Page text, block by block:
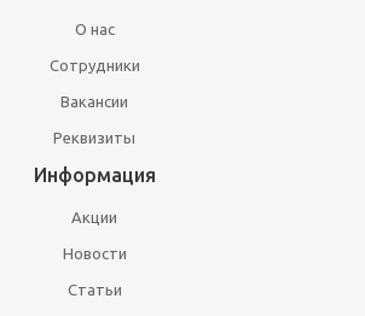
О нас
Сотрудники
Вакансии
Реквизиты
Информация
Акции
Новости
Статьи